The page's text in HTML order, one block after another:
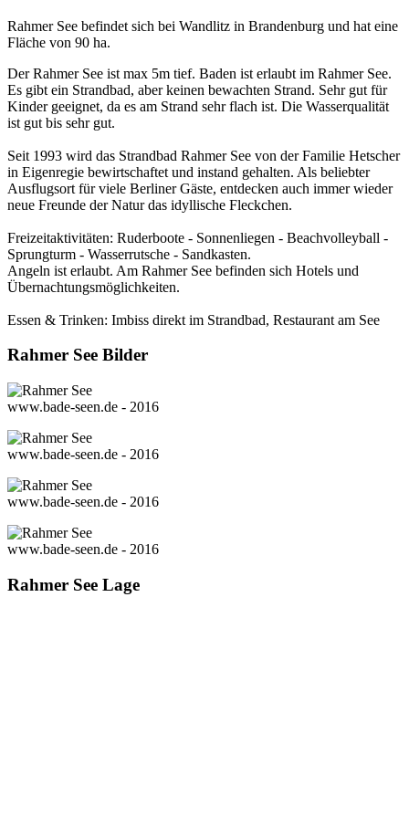
Rahmer See befindet sich bei Wandlitz in Brandenburg und hat eine
Fläche von 90 ha.
Der Rahmer See ist max 5m tief. Baden ist erlaubt im Rahmer See.
Es gibt ein Strandbad, aber keinen bewachten Strand. Sehr gut für
Kinder geeignet, da es am Strand sehr flach ist. Die Wasserqualität
ist gut bis sehr gut.
Seit 1993 wird das Strandbad Rahmer See von der Familie Hetscher
in Eigenregie bewirtschaftet und instand gehalten. Als beliebter
Ausflugsort für viele Berliner Gäste, entdecken auch immer wieder
neue Freunde der Natur das idyllische Fleckchen.
Freizeitaktivitäten: Ruderboote - Sonnenliegen - Beachvolleyball -
Sprungturm - Wasserrutsche - Sandkasten.
Angeln ist erlaubt. Am Rahmer See befinden sich Hotels und
Übernachtungsmöglichkeiten.
Essen & Trinken: Imbiss direkt im Strandbad, Restaurant am See
Rahmer See Bilder
www.bade-seen.de - 2016
www.bade-seen.de - 2016
www.bade-seen.de - 2016
www.bade-seen.de - 2016
Rahmer See Lage